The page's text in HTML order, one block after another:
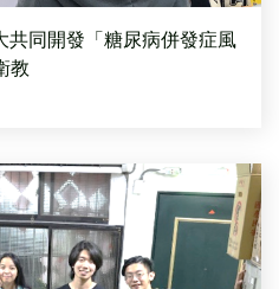
共同開發「糖尿病併發症風
教